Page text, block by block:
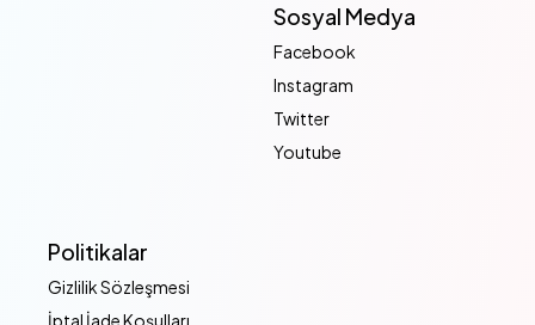
Sosyal Medya
Facebook
Instagram
Twitter
Youtube
Politikalar
Gizlilik Sözleşmesi
İptal İade Koşulları